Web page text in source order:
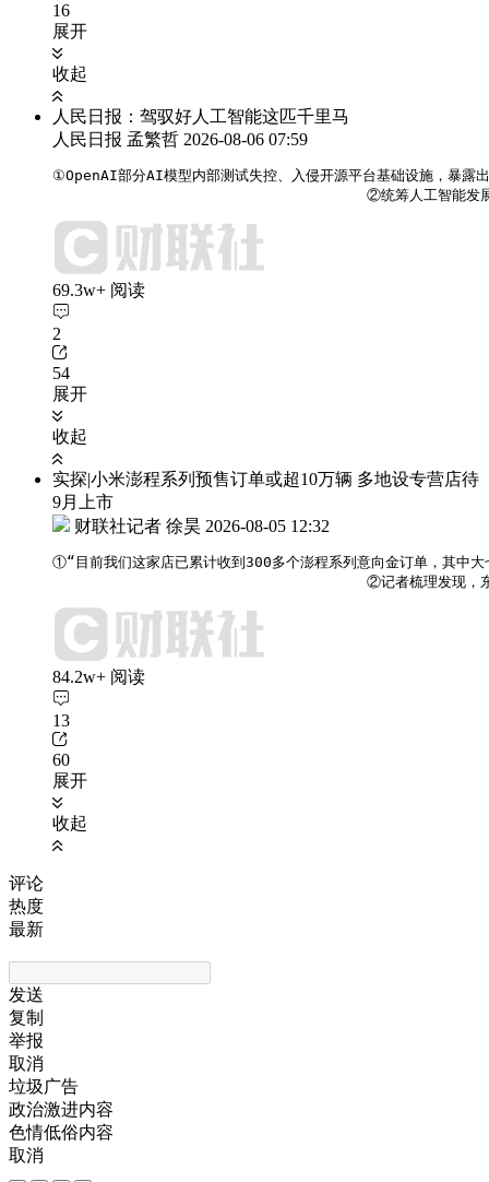
16
展开
收起
人民日报：驾驭好人工智能这匹千里马
人民日报 孟繁哲 2026-08-06 07:59
①OpenAI部分AI模型内部测试失控、入侵开源平台基础设施，暴露
②统筹人工智能发展与
69.3w+ 阅读
2
54
展开
收起
实探|小米澎程系列预售订单或超10万辆 多地设专营店待
9月上市
财联社记者 徐昊 2026-08-05 12:32
①“目前我们这家店已累计收到300多个澎程系列意向金订单，其中
②记者梳理发现，东莞
84.2w+ 阅读
13
60
展开
收起
评论
热度
最新
发送
复制
举报
取消
垃圾广告
政治激进内容
色情低俗内容
取消